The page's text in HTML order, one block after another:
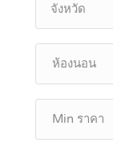
จังหวัด